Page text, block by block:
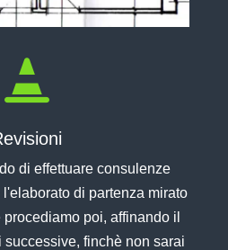

di effettuare consulenze
di partenza mirato
poi, affinando il
successive, finchè non sarai